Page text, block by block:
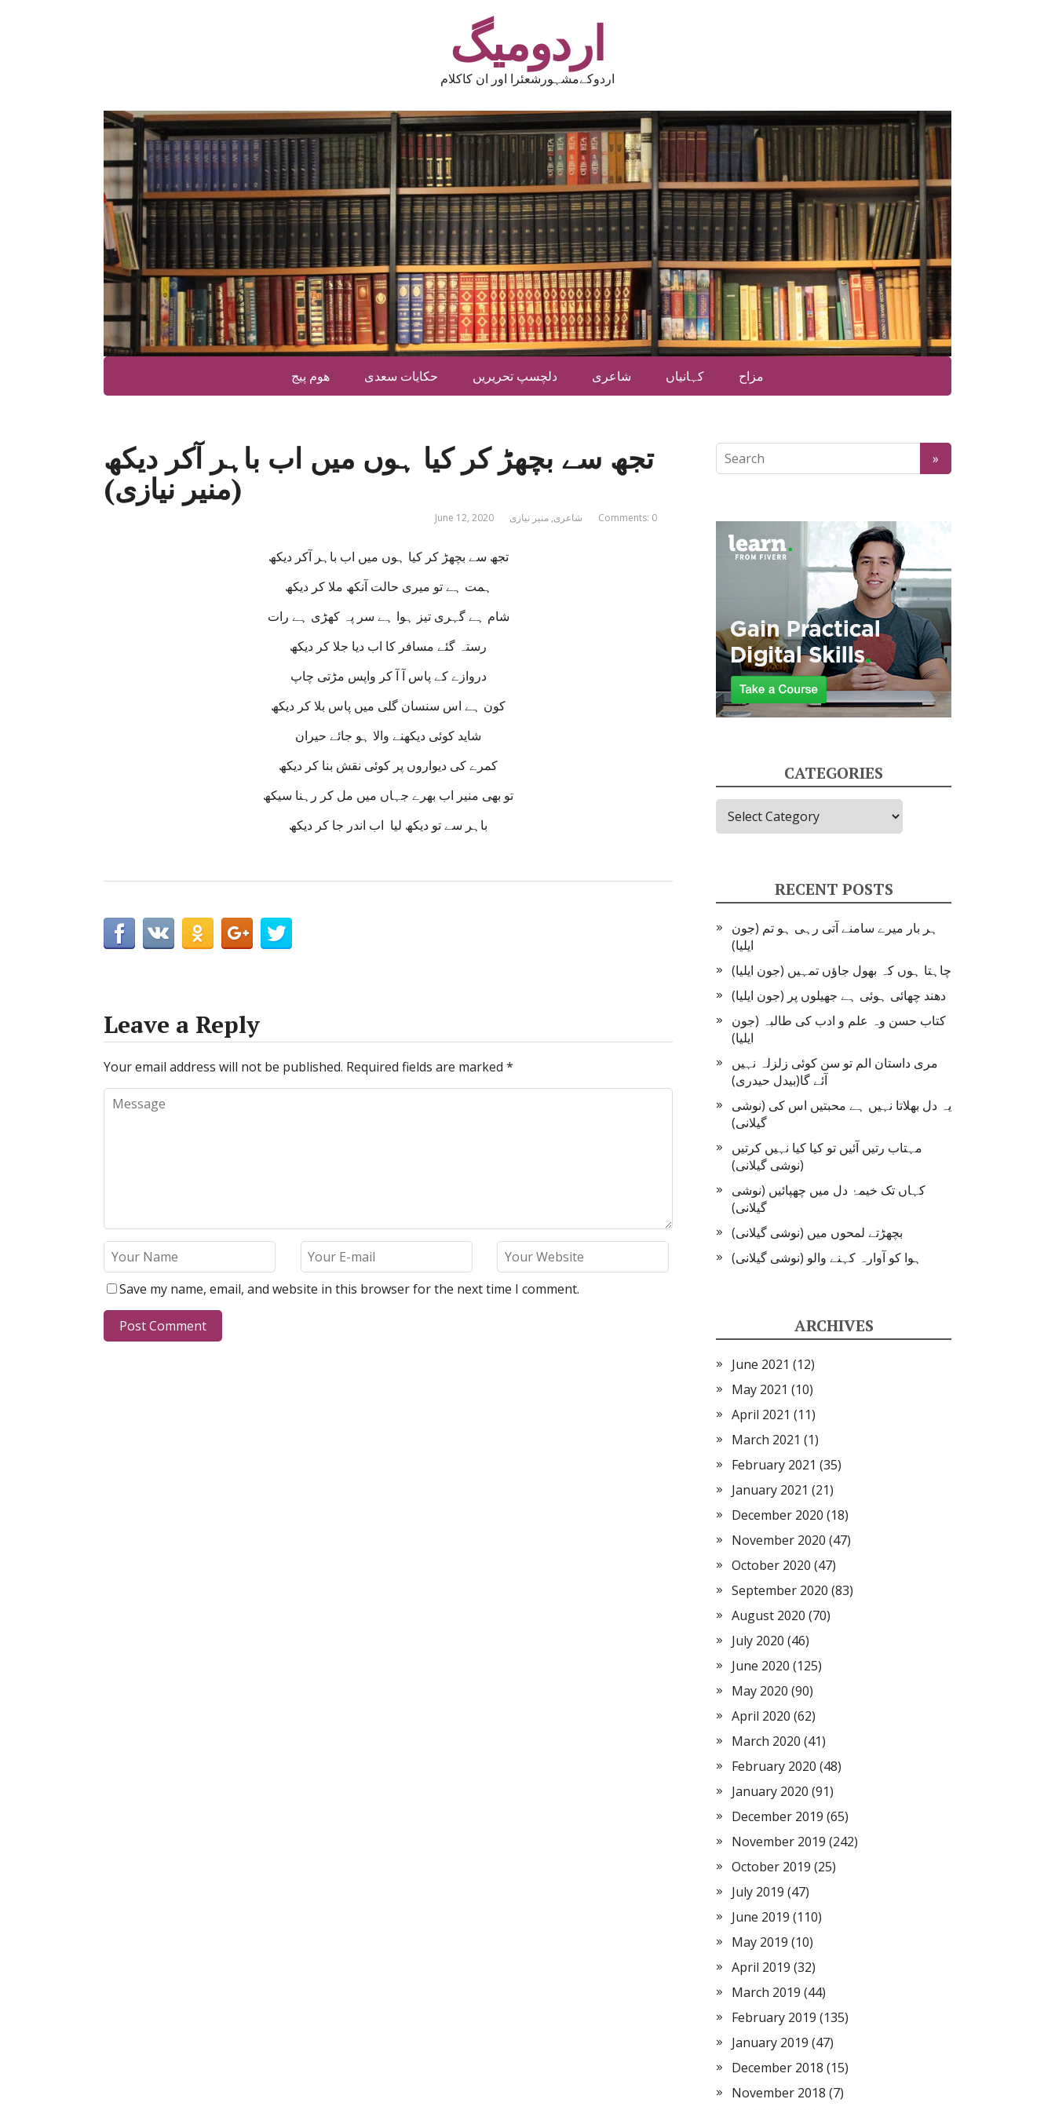
اردومیگ
اردوکےمشہورشعئرا اور ان کاکلام
ھوم پیج حکایات سعدی دلچسپ تحریریں شاعری کہانیاں مزاح
تجھ سے بچھڑ کر کیا ہوں میں اب باہر آکر دیکھ
(منیر نیازی)
June 12, 2020 شاعری, منیر نیازی Comments: 0
تجھ سے بچھڑ کر کیا ہوں میں اب باہر آکر دیکھ
ہمت ہے تو میری حالت آنکھ ملا کر دیکھ
شام ہے گہری تیز ہوا ہے سر پہ کھڑی ہے رات
رستہ گئے مسافر کا اب دیا جلا کر دیکھ
دروازے کے پاس آ آ کر واپس مڑتی چاپ
کون ہے اس سنسان گلی میں پاس بلا کر دیکھ
شاید کوئی دیکھنے والا ہو جائے حیران
کمرے کی دیواروں پر کوئی نقش بنا کر دیکھ
تو بھی منیر اب بھرے جہاں میں مل کر رہنا سیکھ
باہر سے تو دیکھ لیا اب اندر جا کر دیکھ
Leave a Reply
Your email address will not be published. Required fields are marked *
Save my name, email, and website in this browser for the next time I comment.
CATEGORIES
Categories
RECENT POSTS
ہر بار میرے سامنے آتی رہی ہو تم (جون
ایلیا)
چاہتا ہوں کہ بھول جاؤں تمہیں (جون ایلیا)
دھند چھائی ہوئی ہے جھیلوں پر (جون ایلیا)
کتاب حسن وہ علم و ادب کی طالبہ (جون
ایلیا)
مری داستان الم تو سن کوئی زلزلہ نہیں
آئے گا(بیدل حیدری)
یہ دل بھلاتا نہیں ہے محبتیں اس کی (نوشی
گیلانی)
مہتاب رتیں آئیں تو کیا کیا نہیں کرتیں
(نوشی گیلانی)
کہاں تک خیمۂ دل میں چھپائیں (نوشی
گیلانی)
بچھڑتے لمحوں میں (نوشی گیلانی)
ہوا کو آوارہ کہنے والو (نوشی گیلانی)
ARCHIVES
June 2021 (12)
May 2021 (10)
April 2021 (11)
March 2021 (1)
February 2021 (35)
January 2021 (21)
December 2020 (18)
November 2020 (47)
October 2020 (47)
September 2020 (83)
August 2020 (70)
July 2020 (46)
June 2020 (125)
May 2020 (90)
April 2020 (62)
March 2020 (41)
February 2020 (48)
January 2020 (91)
December 2019 (65)
November 2019 (242)
October 2019 (25)
July 2019 (47)
June 2019 (110)
May 2019 (10)
April 2019 (32)
March 2019 (44)
February 2019 (135)
January 2019 (47)
December 2018 (15)
November 2018 (7)